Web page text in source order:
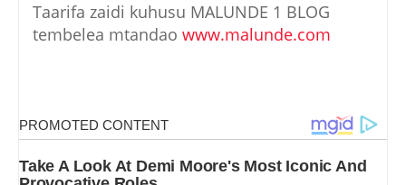
Taarifa zaidi kuhusu MALUNDE 1 BLOG
tembelea mtandao www.malunde.com